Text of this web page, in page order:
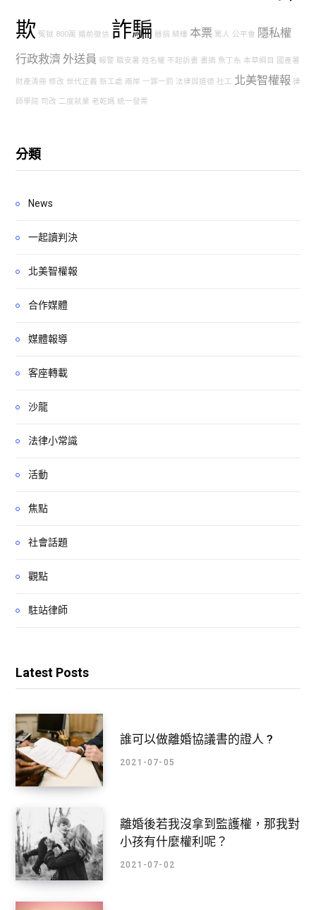
欺 冤獄 800萬 婚前徵信 詐騙 器捐 騎樓 本票 罵人 公平會 隱私權
行政救濟 外送員 報警 職安署 姓名權 不起訴書 書摘 魚丁糸 本草綱目 國產署
財產清冊 修改 世代正義 新工處 兩岸 一罪一罰 法律與道德 社工 北美智權報 律
師學院 司改 二度就業 老乾媽 統一發票
分類
News
一起讀判決
北美智權報
合作媒體
媒體報導
客座轉載
沙龍
法律小常識
活動
焦點
社會話題
觀點
駐站律師
Latest Posts
誰可以做離婚協議書的證人 ?
2021-07-05
離婚後若我沒拿到監護權，那我對
小孩有什麼權利呢？
2021-07-02